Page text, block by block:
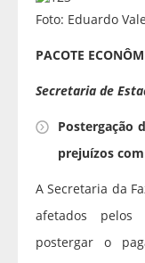
Foto: Eduardo
PACOTE
Secretaria de
Postergação
prejuízos
A Secretaria da
afetados
postergar o